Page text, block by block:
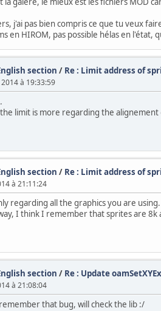
j'ai pas bien compris ce que tu veux
en HIROM, pas possible hélas en l'état,
section / Re : Limit address of
à 19:33:59
limit is more regarding the
section / Re : Limit address of
à 21:11:24
regarding all the graphics you are
I think I remember that sprites are 8k
section / Re : Update
à 21:08:04
that bug, will check the lib :/